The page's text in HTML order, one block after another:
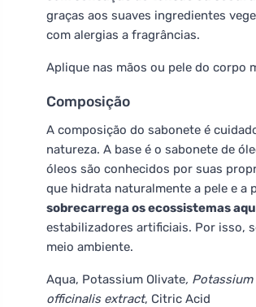
graças aos suaves ingredientes
com alergias a fragrâncias.
Aplique nas mãos ou pele do corpo
Composição
A composição do sabonete é
natureza. A base é o sabonete de
óleos são conhecidos por suas
que hidrata naturalmente a pele e a
sobrecarrega os ecossistemas
estabilizadores artificiais. Por isso,
meio ambiente.
Aqua, Potassium Olivate, Potassium
officinalis extract, Citric Acid